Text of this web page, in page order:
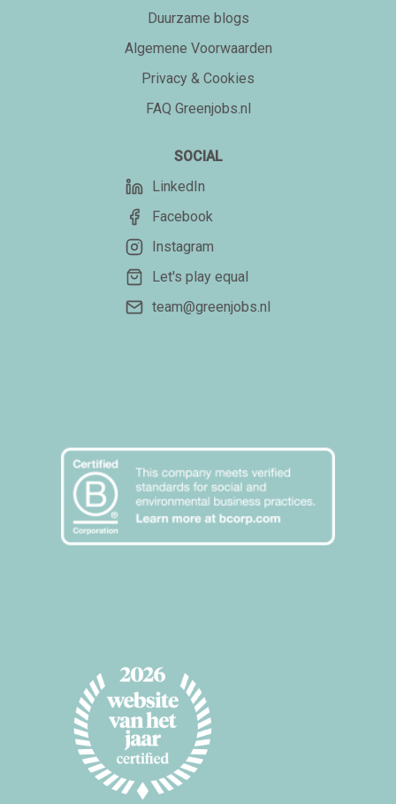
Duurzame blogs
Algemene Voorwaarden
Privacy & Cookies
FAQ Greenjobs.nl
SOCIAL
LinkedIn
Facebook
Instagram
Let's play equal
team@greenjobs.nl